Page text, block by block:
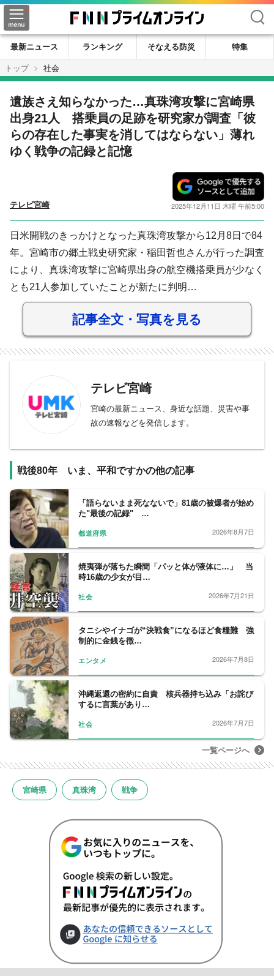
検索
最新ニュース ランキング そなえる防災
特集
トップ
社会
遺族さえ知らなかった…真珠湾攻撃に宮崎県
出身21人 搭乗員の足跡を研究家が調査「彼
らの存在した事実を消してはならない」薄れ
ゆく戦争の記録と記憶
テレビ宮崎 2025年12月11日 木曜 午前5:00
日米開戦のきっかけとなった真珠湾攻撃から12月8日で84
年。宮崎市の郷土戦史研究家・稲田哲也さんが行った調査
により、真珠湾攻撃に宮崎県出身の航空機搭乗員が少なく
とも21人参加していたことが新たに判明…
記事全文・写真を見る
テレビ宮崎
宮崎の最新ニュース、身近な話題、災害や事
故の速報などを発信します。
戦後80年 いま、平和ですかの他の記事
「語らないまま死なないで」81歳の被爆者が始め
た"最後の記録" …
都道府県 2026年8月7日
焼夷弾が落ちた瞬間「パッと体が液体に…」 当
時16歳の少女が目…
社会 2026年7月21日
タニシやイナゴが“決戦食”になるほど食糧難 強
制的に金銭を徴…
エンタメ 2026年7月8日
沖縄返還の密約に自責 核兵器持ち込み「お詫び
するに言葉があり…
社会 2026年7月7日
一覧ページへ
宮崎県 真珠湾 戦争